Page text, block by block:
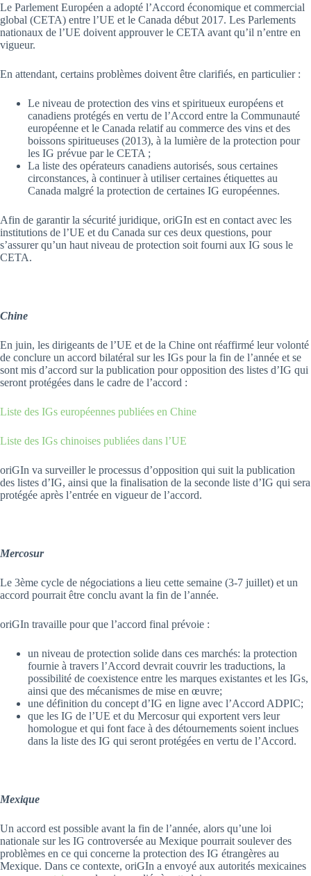
Le Parlement Européen a adopté l’Accord économique et commercial
global (CETA) entre l’UE et le Canada début 2017. Les Parlements
nationaux de l’UE doivent approuver le CETA avant qu’il n’entre en
vigueur.
En attendant, certains problèmes doivent être clarifiés, en particulier :
Le niveau de protection des vins et spiritueux européens et
canadiens protégés en vertu de l’Accord entre la Communauté
européenne et le Canada relatif au commerce des vins et des
boissons spiritueuses (2013), à la lumière de la protection pour
les IG prévue par le CETA ;
La liste des opérateurs canadiens autorisés, sous certaines
circonstances, à continuer à utiliser certaines étiquettes au
Canada malgré la protection de certaines IG européennes.
Afin de garantir la sécurité juridique, oriGIn est en contact avec les
institutions de l’UE et du Canada sur ces deux questions, pour
s’assurer qu’un haut niveau de protection soit fourni aux IG sous le
CETA.
Chine
En juin, les dirigeants de l’UE et de la Chine ont réaffirmé leur volonté
de conclure un accord bilatéral sur les IGs pour la fin de l’année et se
sont mis d’accord sur la publication pour opposition des listes d’IG qui
seront protégées dans le cadre de l’accord :
Liste des IGs européennes publiées en Chine
Liste des IGs chinoises publiées dans l’UE
oriGIn va surveiller le processus d’opposition qui suit la publication
des listes d’IG, ainsi que la finalisation de la seconde liste d’IG qui sera
protégée après l’entrée en vigueur de l’accord.
Mercosur
Le 3ème cycle de négociations a lieu cette semaine (3-7 juillet) et un
accord pourrait être conclu avant la fin de l’année.
oriGIn travaille pour que l’accord final prévoie :
un niveau de protection solide dans ces marchés: la protection
fournie à travers l’Accord devrait couvrir les traductions, la
possibilité de coexistence entre les marques existantes et les IGs,
ainsi que des mécanismes de mise en œuvre;
une définition du concept d’IG en ligne avec l’Accord ADPIC;
que les IG de l’UE et du Mercosur qui exportent vers leur
homologue et qui font face à des détournements soient inclues
dans la liste des IG qui seront protégées en vertu de l’Accord.
Mexique
Un accord est possible avant la fin de l’année, alors qu’une loi
nationale sur les IG controversée au Mexique pourrait soulever des
problèmes en ce qui concerne la protection des IG étrangères au
Mexique. Dans ce contexte, oriGIn a envoyé aux autorités mexicaines